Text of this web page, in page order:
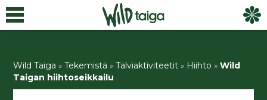
Wild Taiga »Tekemistä »Talviaktiviteetit » Hiihto »Wild
Taigan hiihtoseikkailu